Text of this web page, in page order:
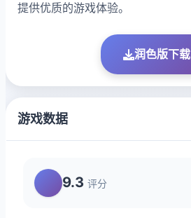
提供优质的游戏体验。
润色版下载
游戏数据
9.3 评分